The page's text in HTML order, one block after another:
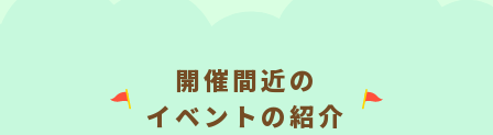
開催間近の
イベントの紹介